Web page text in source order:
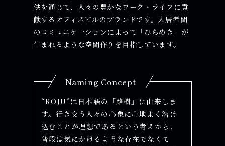
供を通じて、人々の豊かなワーク・ライフに貢
献するオフィスビルのブランドです。入居者間
のコミュニケ一ションによって「ひらめき」が
生まれるような空間作りを目指しています。
Naming Concept
“ROJU”は日本語の「路樹」に由来しま
す。行き交う人々の心象に心地よく溶け
込むことが理想であるという考えから、
普段は気にかけるような存在でなくて